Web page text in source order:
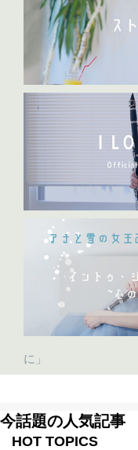
に」
今話題の人気記事
HOT TOPICS